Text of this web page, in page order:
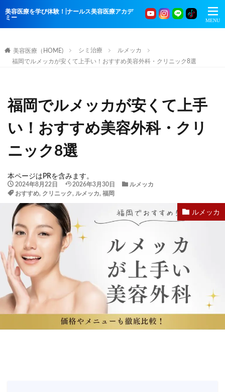
美容医療を学び体験！|ナールス美容医療アカデ
ミー
美容医療（HOME) シミ治療
ルメッカ
福岡でルメッカが安くて上手い！おすすめ美容外科・クリニック8選
福岡でルメッカが安くて上手
い！おすすめ美容外科・クリ
ニック8選
本ページはPRを含みます。
2024年8月22日 2026年3月30日
ルメッカ
おすすめ, クリニック, ルメッカ, 福岡
ルメッカ